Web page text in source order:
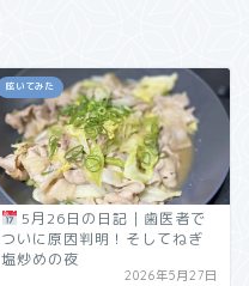
呟いてみた
5月26日の日記｜歯医者で
ついに原因判明！そしてねぎ
塩炒めの夜
2026年5月27日